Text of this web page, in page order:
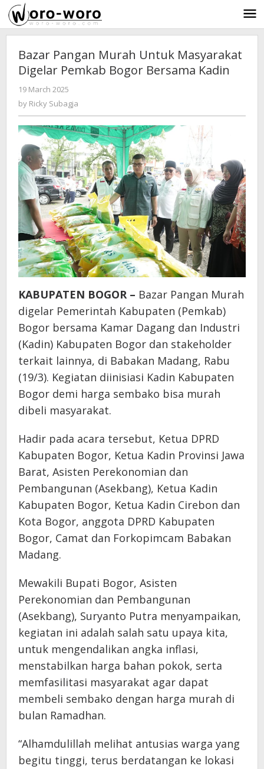
Skip
to
content
Bazar Pangan Murah Untuk Masyarakat
Digelar Pemkab Bogor Bersama Kadin
19 March 2025
Ricky
by Ricky Subagja
KABUPATEN BOGOR – Bazar Pangan Murah
digelar Pemerintah Kabupaten (Pemkab)
Bogor bersama Kamar Dagang dan Industri
(Kadin) Kabupaten Bogor dan stakeholder
terkait lainnya, di Babakan Madang, Rabu
(19/3). Kegiatan diinisiasi Kadin Kabupaten
Bogor demi harga sembako bisa murah
dibeli masyarakat.
Hadir pada acara tersebut, Ketua DPRD
Kabupaten Bogor, Ketua Kadin Provinsi Jawa
Barat, Asisten Perekonomian dan
Pembangunan (Asekbang), Ketua Kadin
Kabupaten Bogor, Ketua Kadin Cirebon dan
Kota Bogor, anggota DPRD Kabupaten
Bogor, Camat dan Forkopimcam Babakan
Madang.
Mewakili Bupati Bogor, Asisten
Perekonomian dan Pembangunan
(Asekbang), Suryanto Putra menyampaikan,
kegiatan ini adalah salah satu upaya kita,
untuk mengendalikan angka inflasi,
menstabilkan harga bahan pokok, serta
memfasilitasi masyarakat agar dapat
membeli sembako dengan harga murah di
bulan Ramadhan.
“Alhamdulillah melihat antusias warga yang
begitu tinggi, terus berdatangan ke lokasi